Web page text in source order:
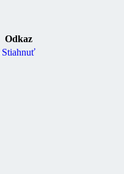
Odkaz
Stiahnuť